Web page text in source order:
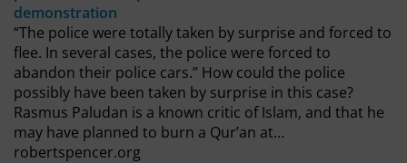
demonstration
“The police were totally taken by surprise and forced to
flee. In several cases, the police were forced to
abandon their police cars.” How could the police
possibly have been taken by surprise in this case?
Rasmus Paludan is a known critic of Islam, and that he
may have planned to burn a Qur’an at…
robertspencer.org